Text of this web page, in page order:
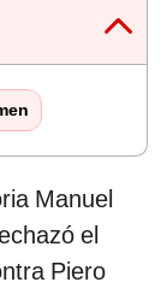
Manuel
el
Piero